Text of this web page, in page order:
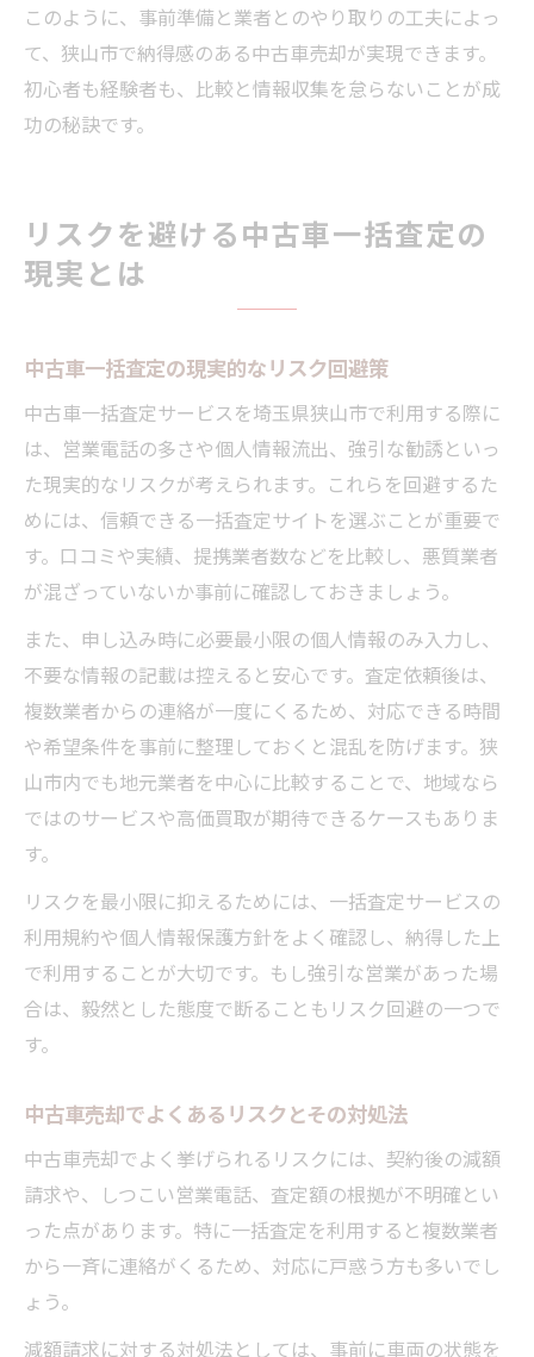
このように、事前準備と業者とのやり取りの工夫によっ
て、狭山市で納得感のある中古車売却が実現できます。
初心者も経験者も、比較と情報収集を怠らないことが成
功の秘訣です。
リスクを避ける中古車一括査定の
現実とは
中古車一括査定の現実的なリスク回避策
中古車一括査定サービスを埼玉県狭山市で利用する際に
は、営業電話の多さや個人情報流出、強引な勧誘といっ
た現実的なリスクが考えられます。これらを回避するた
めには、信頼できる一括査定サイトを選ぶことが重要で
す。口コミや実績、提携業者数などを比較し、悪質業者
が混ざっていないか事前に確認しておきましょう。
また、申し込み時に必要最小限の個人情報のみ入力し、
不要な情報の記載は控えると安心です。査定依頼後は、
複数業者からの連絡が一度にくるため、対応できる時間
や希望条件を事前に整理しておくと混乱を防げます。狭
山市内でも地元業者を中心に比較することで、地域なら
ではのサービスや高価買取が期待できるケースもありま
す。
リスクを最小限に抑えるためには、一括査定サービスの
利用規約や個人情報保護方針をよく確認し、納得した上
で利用することが大切です。もし強引な営業があった場
合は、毅然とした態度で断ることもリスク回避の一つで
す。
中古車売却でよくあるリスクとその対処法
中古車売却でよく挙げられるリスクには、契約後の減額
請求や、しつこい営業電話、査定額の根拠が不明確とい
った点があります。特に一括査定を利用すると複数業者
から一斉に連絡がくるため、対応に戸惑う方も多いでし
ょう。
減額請求に対する対処法としては、事前に車両の状態を